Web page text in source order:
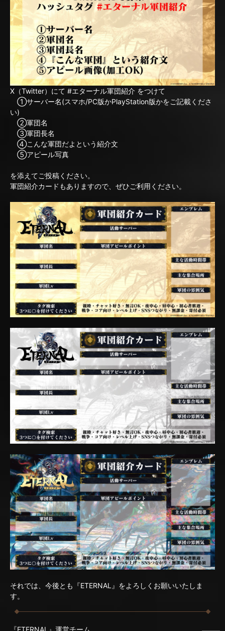
X（Twitter）にて #エターナル軍団紹介 をつけて
①サーバー名(スマホ/PC版かPlayStation版かをご記載くださ
い)
②軍団名
③軍団長名
④こんな軍団だよという紹介文
⑤アピール写真
を添えてご投稿ください。
軍団紹介カードもありますので、ぜひご利用ください。
それでは、今後とも『ETERNAL』をよろしくお願いいたしま
す。
『ETERNAL』運営チーム